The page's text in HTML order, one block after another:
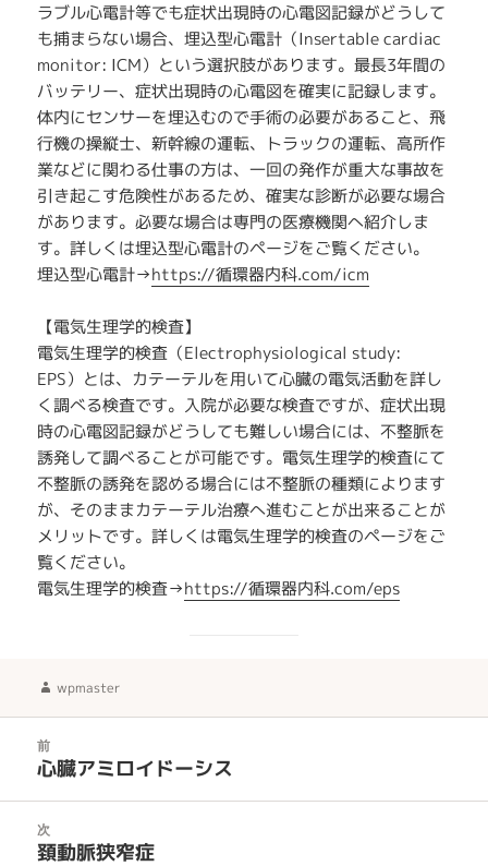
ラブル心電計等でも症状出現時の心電図記録がどうして
も捕まらない場合、埋込型心電計（Insertable cardiac
monitor: ICM）という選択肢があります。最長3年間の
バッテリー、症状出現時の心電図を確実に記録します。
体内にセンサーを埋込むので手術の必要があること、飛
行機の操縦士、新幹線の運転、トラックの運転、高所作
業などに関わる仕事の方は、一回の発作が重大な事故を
引き起こす危険性があるため、確実な診断が必要な場合
があります。必要な場合は専門の医療機関へ紹介しま
す。詳しくは埋込型心電計のページをご覧ください。
埋込型心電計→https://循環器内科.com/icm
【電気生理学的検査】
電気生理学的検査（Electrophysiological study:
EPS）とは、カテーテルを用いて心臓の電気活動を詳し
く調べる検査です。入院が必要な検査ですが、症状出現
時の心電図記録がどうしても難しい場合には、不整脈を
誘発して調べることが可能です。電気生理学的検査にて
不整脈の誘発を認める場合には不整脈の種類によります
が、そのままカテーテル治療へ進むことが出来ることが
メリットです。詳しくは電気生理学的検査のページをご
覧ください。
電気生理学的検査→https://循環器内科.com/eps
作
wpmaster
ビ
前
前
投
稿:
心臓アミロイドーシス
次
次
頚動脈狭窄症